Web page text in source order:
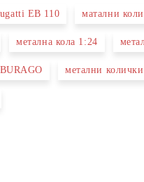
с вас в рамките на работния ден.
EB 110 матални
метална кола 1:24
метални